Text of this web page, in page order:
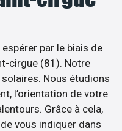
par le biais de
cirgue (81). Notre
Nous étudions
l’orientation de votre
Grâce à cela,
vous indiquer dans